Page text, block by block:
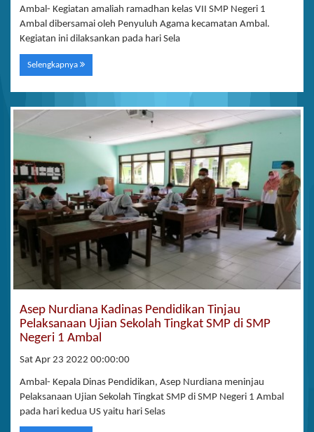
Ambal- Kegiatan amaliah ramadhan kelas VII SMP Negeri 1
Ambal dibersamai oleh Penyuluh Agama kecamatan Ambal.
Kegiatan ini dilaksankan pada hari Sela
Selengkapnya
Asep Nurdiana Kadinas Pendidikan Tinjau
Pelaksanaan Ujian Sekolah Tingkat SMP di SMP
Negeri 1 Ambal
Sat Apr 23 2022 00:00:00
Ambal- Kepala Dinas Pendidikan, Asep Nurdiana meninjau
Pelaksanaan Ujian Sekolah Tingkat SMP di SMP Negeri 1 Ambal
pada hari kedua US yaitu hari Selas